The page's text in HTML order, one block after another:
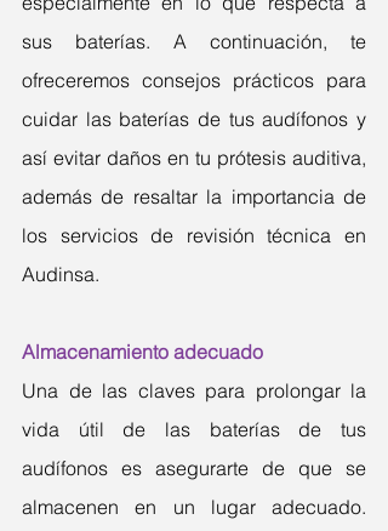
sus baterías. A continuación, te
ofreceremos consejos prácticos para
cuidar las baterías de tus audífonos y
así evitar daños en tu prótesis auditiva,
además de resaltar la importancia de
los servicios de revisión técnica en
Audinsa.
Almacenamiento adecuado
Una de las claves para prolongar la
vida útil de las baterías de tus
audífonos es asegurarte de que se
almacenen en un lugar adecuado.